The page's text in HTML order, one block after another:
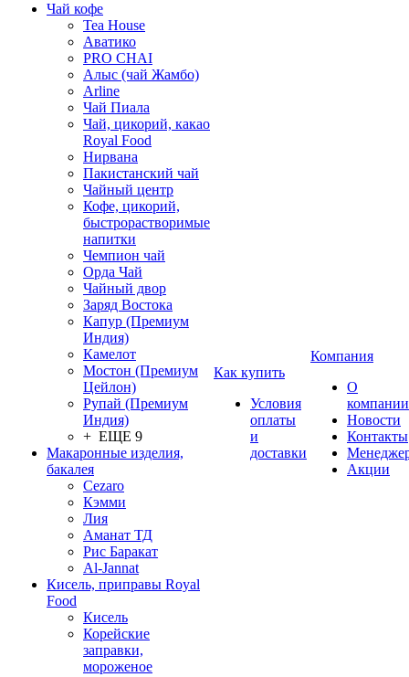
Чай кофе
Tea House
Аватико
PRO CHAI
Алыс (чай Жамбо)
Arline
Чай Пиала
Чай, цикорий, какао
Royal Food
Нирвана
Пакистанский чай
Чайный центр
Кофе, цикорий,
быстрорастворимые
напитки
Чемпион чай
Орда Чай
Чайный двор
Заряд Востока
Капур (Премиум
Индия)
Камелот
Мостон (Премиум
Цейлон)
Рупай (Премиум
Индия)
+ ЕЩЕ 9
Макаронные изделия,
бакалея
Cezaro
Кэмми
Лия
Аманат ТД
Рис Баракат
Al-Jannat
Кисель, приправы Royal
Food
Кисель
Корейские
заправки,
мороженое
Как купить
Условия
оплаты
и
доставки
Компания
О
компании
Новости
Контакты
Акции